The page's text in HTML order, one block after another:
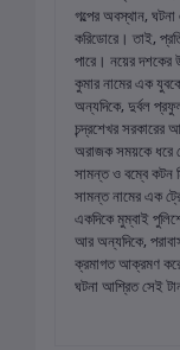
গল্পের অবস্থান,
করিডোরে। তাই,
পারে। নয়ের
কুমার নামের এক
অন্যদিকে, দুর্বল
চন্দ্রশেখর সরকারের
অরাজক সময়কে ধরে
সামন্ত ও বম্বে কটন
সামন্ত নামের এক
একদিকে মুম্বাই
আর অন্যদিকে,
ক্রমাগত আক্রমণ
ঘটনা আশ্রিত সেই